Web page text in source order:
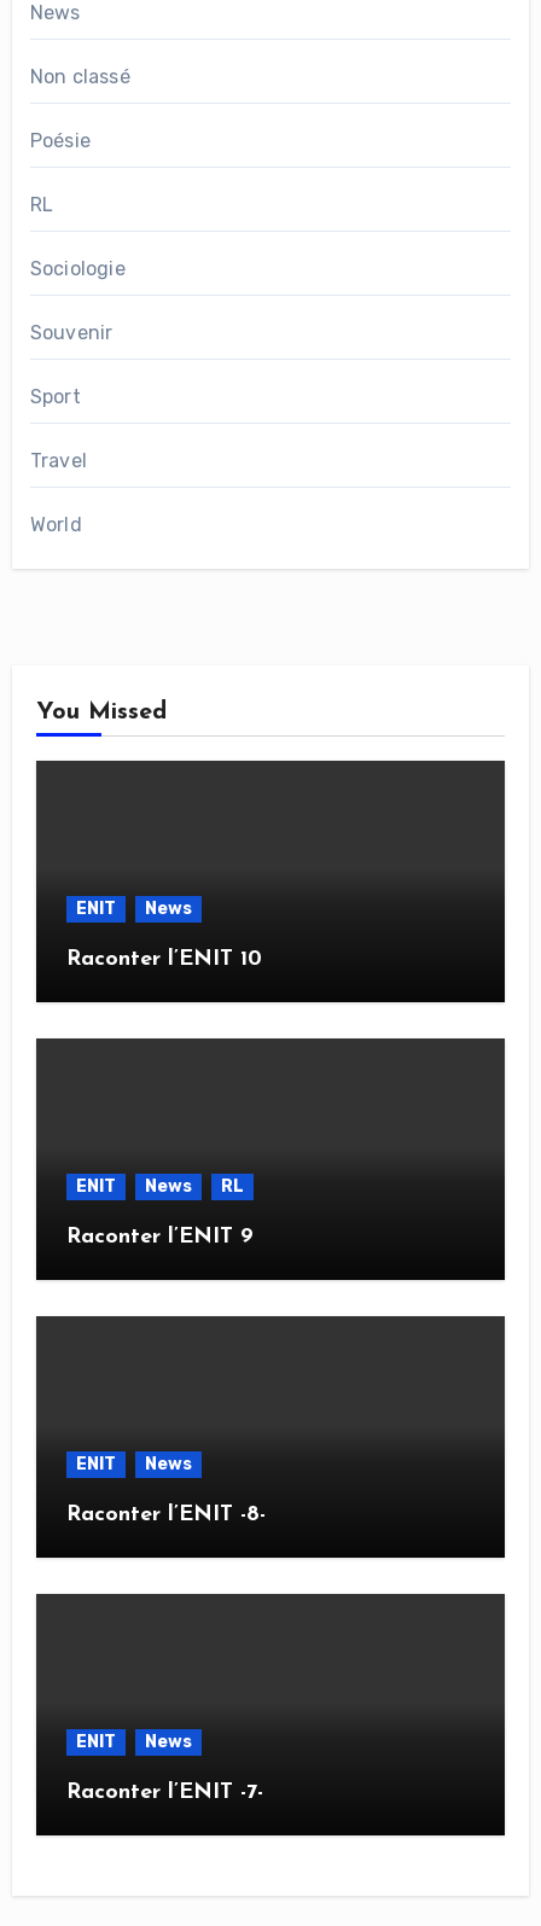
News
Non classé
Poésie
RL
Sociologie
Souvenir
Sport
Travel
World
You Missed
ENIT News
Raconter l’ENIT 10
ENIT News RL
Raconter l’ENIT 9
ENIT News
Raconter l’ENIT -8-
ENIT News
Raconter l’ENIT -7-